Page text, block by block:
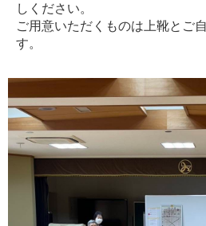
しください。
ご用意いただくものは上靴とご
す。